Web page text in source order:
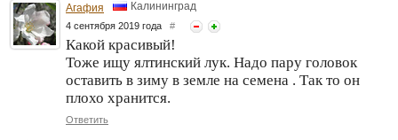
Агафия Калининград
4 сентября 2019 года #
Какой красивый!
Тоже ищу ялтинский лук. Надо пару головок
оставить в зиму в земле на семена . Так то он
плохо хранится.
Ответить